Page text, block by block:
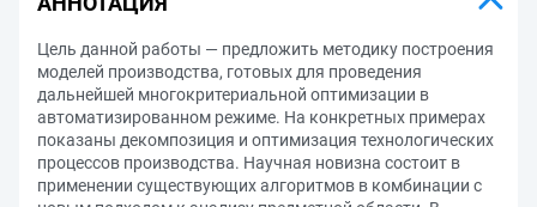
Цель данной работы — предложить методику построения
моделей производства, готовых для проведения
дальнейшей многокритериальной оптимизации в
автоматизированном режиме. На конкретных примерах
показаны декомпозиция и оптимизация технологических
процессов производства. Научная новизна состоит в
применении существующих алгоритмов в комбинации с